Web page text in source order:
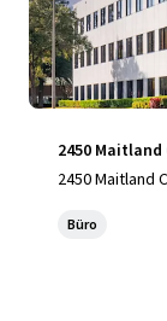
2450
2450 Maitland
Büro